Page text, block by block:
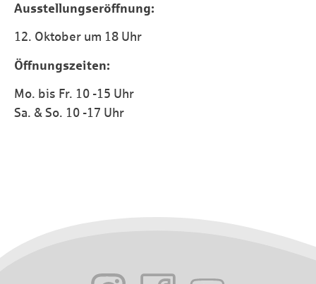
Ausstellungseröffnung:
12. Oktober um 18 Uhr
Öffnungszeiten:
Mo. bis Fr. 10 -15 Uhr
Sa. & So. 10 -17 Uhr